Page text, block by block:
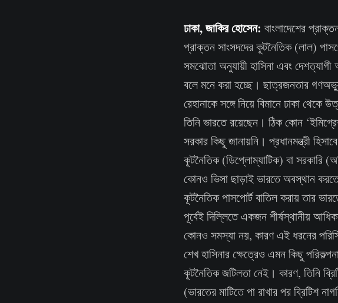
ঢাকা, জাকির হোসেন: বাংলাদেশের
প্রাক্তন সাংসদদের কূটনৈতিক (লাল)
সমঝোতা অনুযায়ী হাসিনা এবং দেশত্যাগী
বলে মনে করা হচ্ছে। ছাত্রজনতার
রেহানাকে সঙ্গে নিয়ে বিমানে ঢাকা থেকে
তিনি ভারতে রয়েছেন। ঠিক কোন
সরকার কিছু জানায়নি। প্রধানমন্ত্রী
কূটনৈতিক (ডিপ্লোম্যাটিক) বা সরকারি
কোনও ভিসা ছাড়াই ভারতে অবস্থান করতে
কূটনৈতিক পাসপোর্ট বাতিল করায় তার
পূর্বেই দিল্লিতে একজন শীর্ষস্থানীয়
কোনও সমস্যা নয়, কারণ এই ধরনের
শেখ হাসিনার ক্ষেত্রেও এমন কিছু
কূটনৈতিক জটিলতা নেই। কারণ, তিনি
(ভারতের মাটিতে পা রাখার পর ব্রিটিশ